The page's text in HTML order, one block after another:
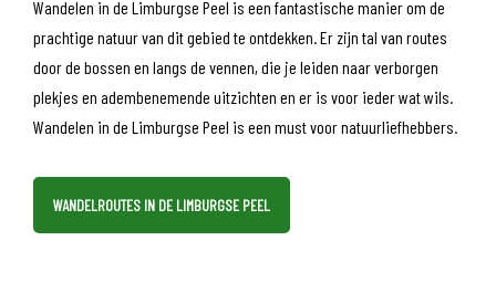
Wandelen in de Limburgse Peel is een fantastische manier om de
prachtige natuur van dit gebied te ontdekken. Er zijn tal van routes
door de bossen en langs de vennen, die je leiden naar verborgen
plekjes en adembenemende uitzichten en er is voor ieder wat wils.
Wandelen in de Limburgse Peel is een must voor natuurliefhebbers.
WANDELROUTES IN DE LIMBURGSE PEEL